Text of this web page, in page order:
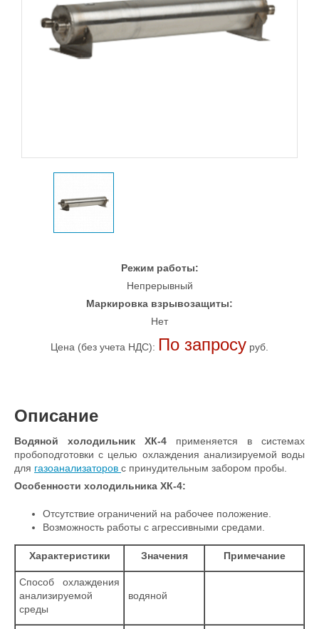
Режим работы:
Непрерывный
Маркировка взрывозащиты:
Нет
Цена (без учета НДС): По запросу руб.
Описание
Водяной холодильник ХК-4 применяется в системах
пробоподготовки с целью охлаждения анализируемой воды
для газоанализаторов с принудительным забором пробы.
Особенности холодильника ХК-4:
Отсутствие ограничений на рабочее положение.
Возможность работы с агрессивными средами.
Характеристики Значения Примечание
Способ охлаждения
анализируемой
среды
водяной